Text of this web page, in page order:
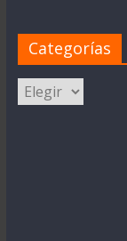
Categorías
Categorías